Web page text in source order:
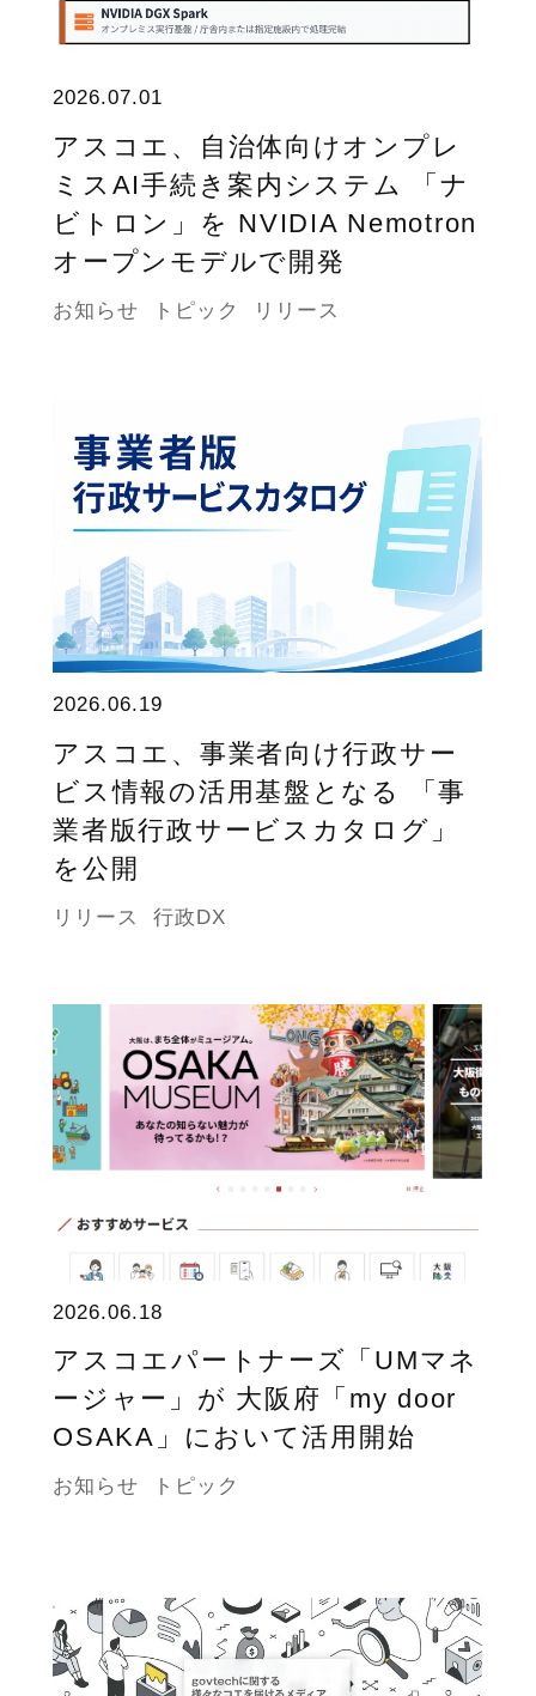
2026.07.01
アスコエ、自治体向けオンプレ
ミスAI手続き案内システム 「ナ
ビトロン」を NVIDIA Nemotron
オープンモデルで開発
お知らせ トピック リリース
2026.06.19
アスコエ、事業者向け行政サー
ビス情報の活用基盤となる 「事
業者版行政サービスカタログ」
を公開
リリース 行政DX
2026.06.18
アスコエパートナーズ「UMマネ
ージャー」が 大阪府「my door
OSAKA」において活用開始
お知らせ トピック